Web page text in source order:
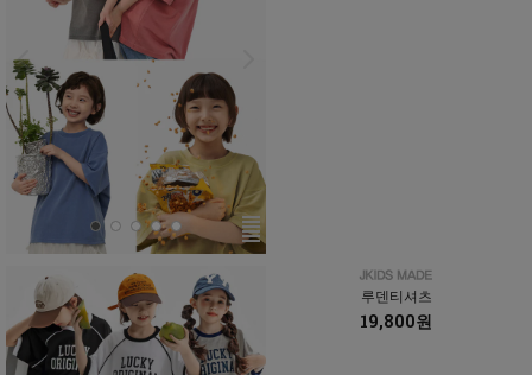
루덴티셔츠
19,800원